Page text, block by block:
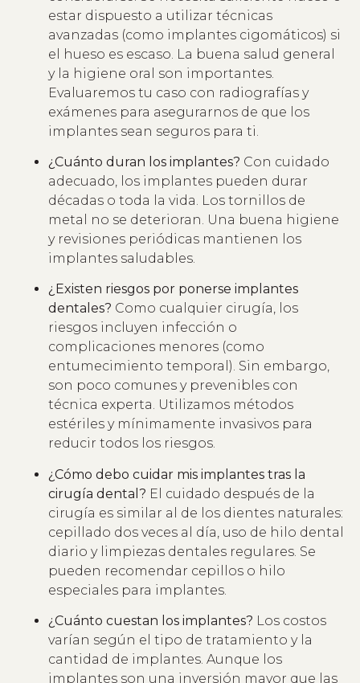
estar dispuesto a utilizar técnicas
avanzadas (como implantes cigomáticos) si
el hueso es escaso. La buena salud general
y la higiene oral son importantes.
Evaluaremos tu caso con radiografías y
exámenes para asegurarnos de que los
implantes sean seguros para ti.
¿Cuánto duran los implantes? Con cuidado
adecuado, los implantes pueden durar
décadas o toda la vida. Los tornillos de
metal no se deterioran. Una buena higiene
y revisiones periódicas mantienen los
implantes saludables.
¿Existen riesgos por ponerse implantes
dentales? Como cualquier cirugía, los
riesgos incluyen infección o
complicaciones menores (como
entumecimiento temporal). Sin embargo,
son poco comunes y prevenibles con
técnica experta. Utilizamos métodos
estériles y mínimamente invasivos para
reducir todos los riesgos.
¿Cómo debo cuidar mis implantes tras la
cirugía dental? El cuidado después de la
cirugía es similar al de los dientes naturales:
cepillado dos veces al día, uso de hilo dental
diario y limpiezas dentales regulares. Se
pueden recomendar cepillos o hilo
especiales para implantes.
¿Cuánto cuestan los implantes? Los costos
varían según el tipo de tratamiento y la
cantidad de implantes. Aunque los
implantes son una inversión mayor que las